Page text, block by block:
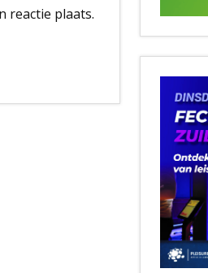
reactie plaats.